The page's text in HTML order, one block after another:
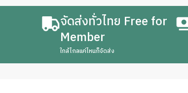
จัดส่งทั่วไทย Free for
Member
ใกล้ไกลแค่ไหนก็จัดส่ง